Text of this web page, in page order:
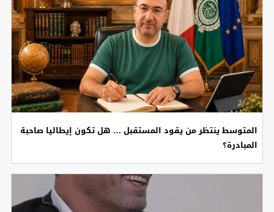
المتوسط ينتظر من يقود المستقبل … هل تكون إيطاليا صاحبة
المبادرة؟